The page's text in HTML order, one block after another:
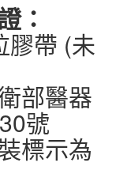
：
膠帶 (未
部醫器
號
標示為